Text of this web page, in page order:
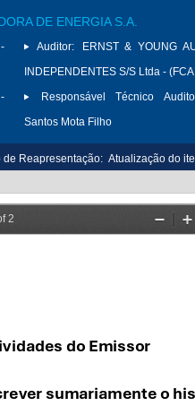
DE ENERGIA S.A.
Auditor:
ERNST & YOUNG
INDEPENDENTES S/S Ltda -
Responsável Técnico
Santos Mota Filho
de Reapresentação: Atualização do